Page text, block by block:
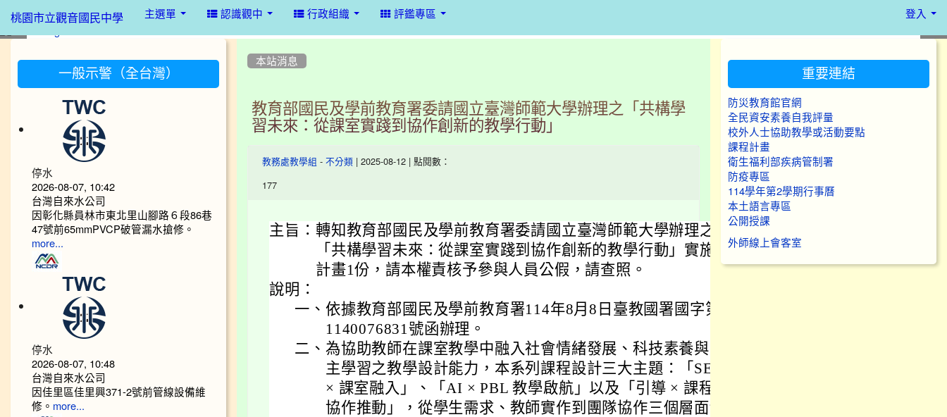
桃園市立觀音國民中學 主選單 認識觀中 行政組織 評鑑專區 登入
本站消息
教育部國民及學前教育署委請國立臺灣師範大學辦理之「共構學
習未來：從課室實踐到協作創新的教學行動」
教務處教學組 - 不分類 | 2025-08-12 | 點閱數：
177
主旨： 轉知教育部國民及學前教育署委請國立臺灣師範大學辦理之
「共構學習未來：從課室實踐到協作創新的教學行動」實施
計畫1份，請本權責核予參與人員公假，請查照。
說明：
一、 依據教育部國民及學前教育署114年8月8日臺教國署國字第
1140076831號函辦理。
二、 為協助教師在課室教學中融入社會情緒發展、科技素養與自
主學習之教學設計能力，本系列課程設計三大主題：「SEL
× 課室融入」、「AI × PBL 教學啟航」以及「引導 × 課程
協作推動」，從學生需求、教師實作到團隊協作三個層面切
一般示警（全台灣）
停水
2026-08-07, 10:42
台灣自來水公司
因彰化縣員林市東北里山腳路６段86巷
47號前65mmPVCP破管漏水搶修。
more...
停水
2026-08-07, 10:48
台灣自來水公司
因佳里區佳里興371-2號前管線設備維
修。 more...
重要連結
防災教育館官網
全民資安素養自我評量
校外人士協助教學或活動要點
課程計畫
衛生福利部疾病管制署
防疫專區
114學年第2學期行事曆
本土語言專區
公開授課
外師線上會客室